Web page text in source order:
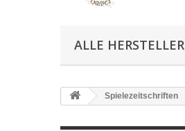
ALLE HERSTELLER
Spielezeitschriften